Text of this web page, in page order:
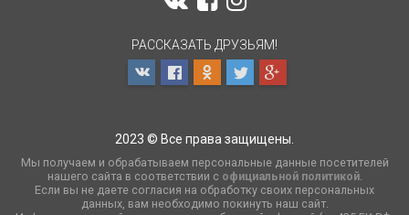
РАССКАЗАТЬ ДРУЗЬЯМ!
2023 © Все права защищены.
Мы получаем и обрабатываем персональные данные посетителей
нашего сайта в соответствии с официальной политикой.
Если вы не даете согласия на обработку своих персональных
данных, вам необходимо покинуть наш сайт.